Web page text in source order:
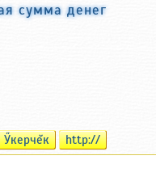
сумма денег
Ӳкерчĕк http://